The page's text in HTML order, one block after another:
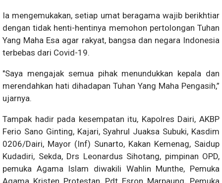
Ia mengemukakan, setiap umat beragama wajib berikhtiar
dengan tidak henti-hentinya memohon pertolongan Tuhan
Yang Maha Esa agar rakyat, bangsa dan negara Indonesia
terbebas dari Covid-19.
"Saya mengajak semua pihak menundukkan kepala dan
merendahkan hati dihadapan Tuhan Yang Maha Pengasih,”
ujarnya.
Tampak hadir pada kesempatan itu, Kapolres Dairi, AKBP
Ferio Sano Ginting, Kajari, Syahrul Juaksa Subuki, Kasdim
0206/Dairi, Mayor (Inf) Sunarto, Kakan Kemenag, Saidup
Kudadiri, Sekda, Drs Leonardus Sihotang, pimpinan OPD,
pemuka Agama Islam diwakili Wahlin Munthe, Pemuka
Agama Kristen Protestan, Pdt Esron Marpaung, Pemuka